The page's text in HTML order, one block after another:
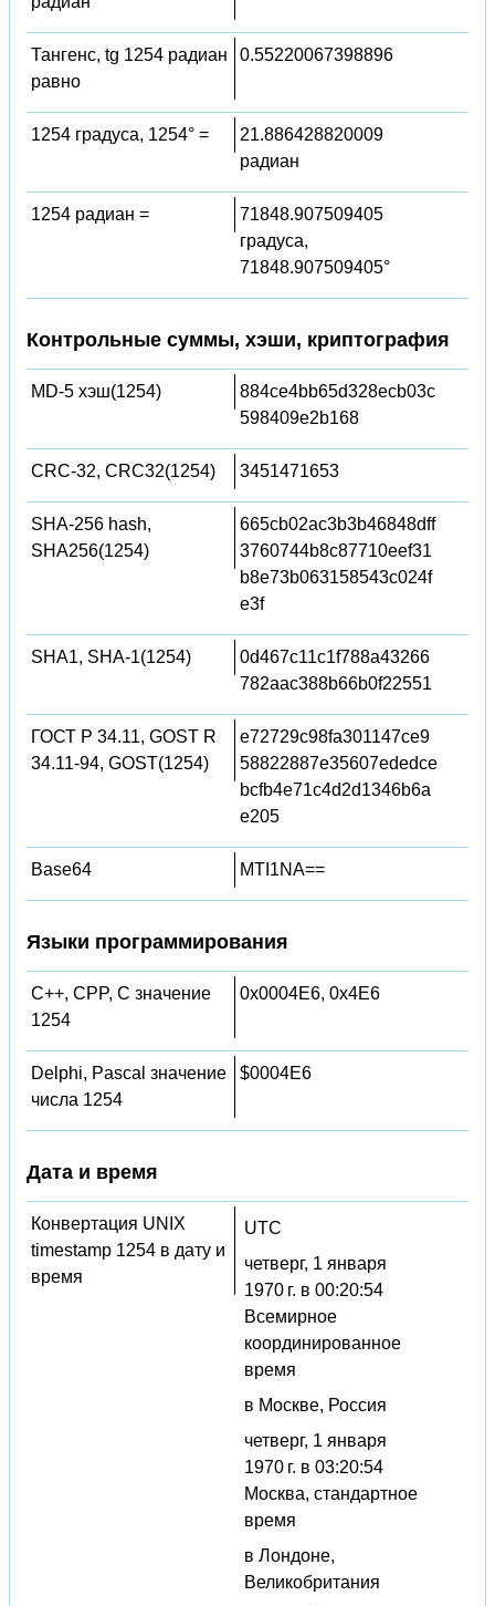
Тангенс, tg 1254 радиан
равно
0.55220067398896
1254 градуса, 1254° =
21.886428820009
радиан
1254 радиан =
71848.907509405
градуса,
71848.907509405°
Контрольные суммы, хэши, криптография
MD-5 хэш(1254)
884ce4bb65d328ecb03c
598409e2b168
CRC-32, CRC32(1254) 3451471653
SHA-256 hash,
SHA256(1254)
665cb02ac3b3b46848dff
3760744b8c87710eef31
b8e73b063158543c024f
e3f
SHA1, SHA-1(1254)
0d467c11c1f788a43266
782aac388b66b0f22551
ГОСТ Р 34.11, GOST R
34.11-94, GOST(1254)
e72729c98fa301147ce9
58822887e35607ededce
bcfb4e71c4d2d1346b6a
e205
Base64 MTI1NA==
Языки программирования
C++, CPP, C значение
1254
0x0004E6, 0x4E6
Delphi, Pascal значение
числа 1254
$0004E6
Дата и время
Конвертация UNIX
timestamp 1254 в дату и
время
UTC
четверг, 1 января
1970 г. в 00:20:54
Всемирное
координированное
время
в Москве, Россия
четверг, 1 января
1970 г. в 03:20:54
Москва, стандартное
время
в Лондоне,
Великобритания